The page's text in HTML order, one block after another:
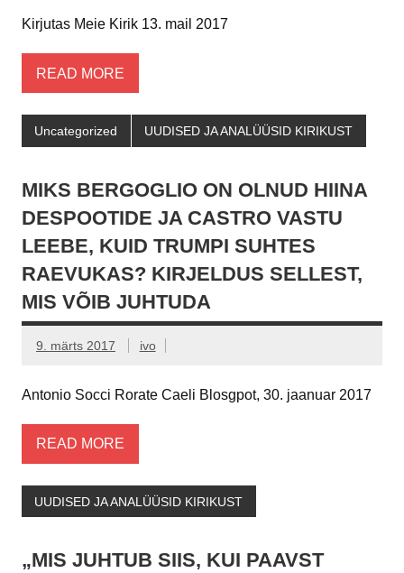
Kirjutas Meie Kirik 13. mail 2017
READ MORE
Uncategorized UUDISED JA ANALÜÜSID KIRIKUST
MIKS BERGOGLIO ON OLNUD HIINA
DESPOOTIDE JA CASTRO VASTU
LEEBE, KUID TRUMPI SUHTES
RAEVUKAS? KIRJELDUS SELLEST,
MIS VÕIB JUHTUDA
9. märts 2017 ivo
Antonio Socci Rorate Caeli Blosgpot, 30. jaanuar 2017
READ MORE
UUDISED JA ANALÜÜSID KIRIKUST
„MIS JUHTUB SIIS, KUI PAAVST